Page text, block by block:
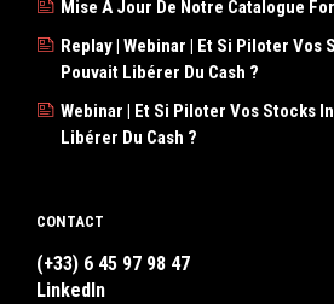
Mise À Jour De Notre Catalogue
Replay | Webinar | Et Si Piloter
Pouvait Libérer Du Cash ?
Webinar | Et Si Piloter Vos Stocks
Libérer Du Cash ?
CONTACT
(+33) 6 45 97 98 47
LinkedIn